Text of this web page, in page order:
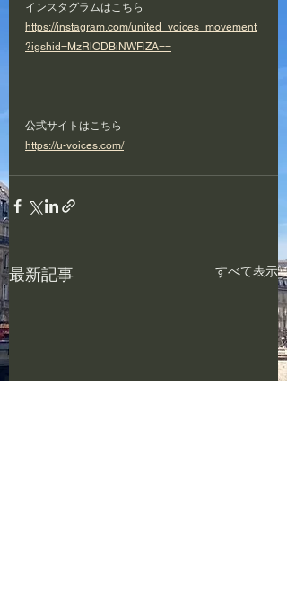
インスタグラムはこちら
https://instagram.com/united_voices_movement
?igshid=MzRlODBiNWFlZA==
公式サイトはこちら
https://u-voices.com/
最新記事 すべて表示